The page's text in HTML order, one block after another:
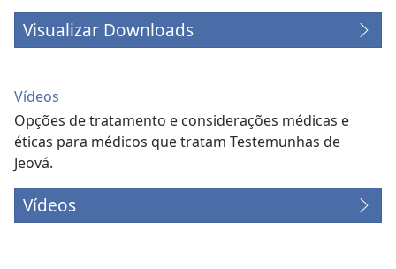
Visualizar Downloads
Vídeos
Opções de tratamento e considerações médicas e
éticas para médicos que tratam Testemunhas de
Jeová.
Vídeos